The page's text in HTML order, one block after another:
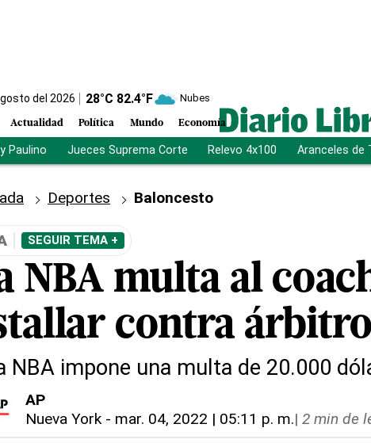
del 2026 28°C 82.4°F Nubes
Actualidad Política Mundo Economía
Paulino Jueces Suprema Corte Relevo 4x100 Aranceles de
Deportes Baloncesto
SEGUIR TEMA +
NBA multa al
contra
NBA impone una multa de 20.000
AP
Nueva York- mar. 04, 2022 | 05:11 p. m.| 2 min de